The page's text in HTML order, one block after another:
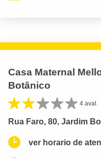
Casa Maternal
Botânico
4 aval.
Rua Faro, 80, Jardim
ver horario de